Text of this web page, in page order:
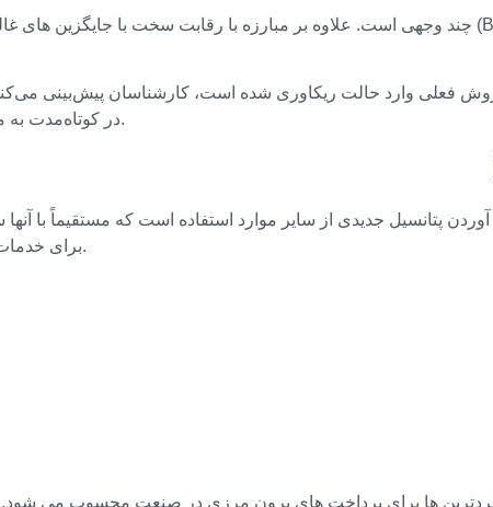
راه‌حل‌ها حل نشود و پرونده بسته نشود، ممکن است XRP در کوتاه‌مدت به موفقیت دست یابد.
بخشیدن به استخرهای سازنده بازار خودکار (AMM) برای خدمات گسترده به جامعه است.